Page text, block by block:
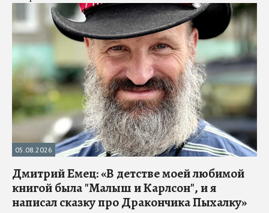
05.08.2026
Дмитрий Емец: «В детстве моей любимой
книгой была "Малыш и Карлсон", и я
написал сказку про Дракончика Пыхалку»